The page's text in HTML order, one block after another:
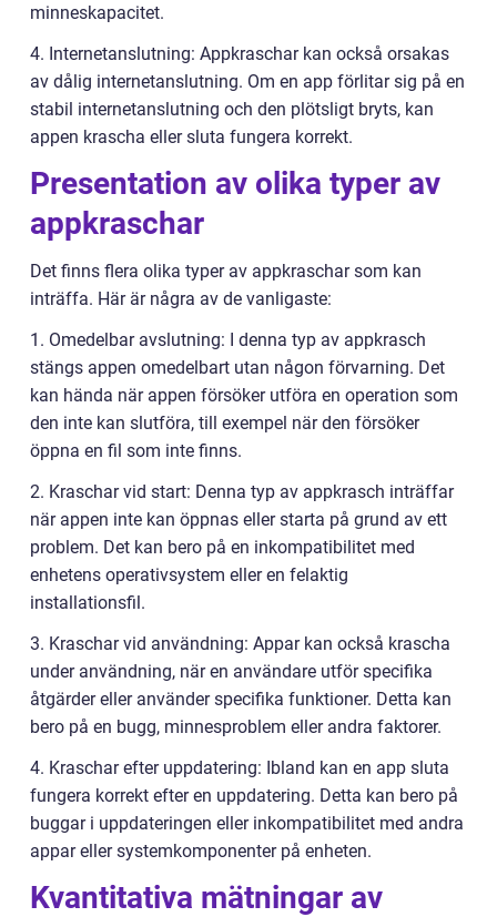
minneskapacitet.
4. Internetanslutning: Appkraschar kan också orsakas
av dålig internetanslutning. Om en app förlitar sig på en
stabil internetanslutning och den plötsligt bryts, kan
appen krascha eller sluta fungera korrekt.
Presentation av olika typer av
appkraschar
Det finns flera olika typer av appkraschar som kan
inträffa. Här är några av de vanligaste:
1. Omedelbar avslutning: I denna typ av appkrasch
stängs appen omedelbart utan någon förvarning. Det
kan hända när appen försöker utföra en operation som
den inte kan slutföra, till exempel när den försöker
öppna en fil som inte finns.
2. Kraschar vid start: Denna typ av appkrasch inträffar
när appen inte kan öppnas eller starta på grund av ett
problem. Det kan bero på en inkompatibilitet med
enhetens operativsystem eller en felaktig
installationsfil.
3. Kraschar vid användning: Appar kan också krascha
under användning, när en användare utför specifika
åtgärder eller använder specifika funktioner. Detta kan
bero på en bugg, minnesproblem eller andra faktorer.
4. Kraschar efter uppdatering: Ibland kan en app sluta
fungera korrekt efter en uppdatering. Detta kan bero på
buggar i uppdateringen eller inkompatibilitet med andra
appar eller systemkomponenter på enheten.
Kvantitativa mätningar av